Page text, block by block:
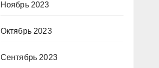
Ноябрь 2023
Октябрь 2023
Сентябрь 2023